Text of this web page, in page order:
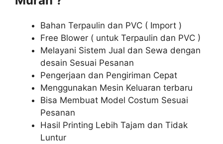
Bahan Terpaulin dan PVC ( Import )
Free Blower ( untuk Terpaulin dan PVC )
Melayani Sistem Jual dan Sewa dengan
desain Sesuai Pesanan
Pengerjaan dan Pengiriman Cepat
Menggunakan Mesin Keluaran terbaru
Bisa Membuat Model Costum Sesuai
Pesanan
Hasil Printing Lebih Tajam dan Tidak
Luntur